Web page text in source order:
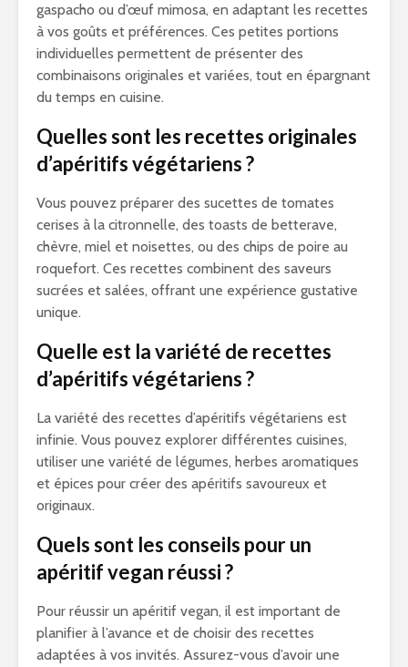
gaspacho ou d’œuf mimosa, en adaptant les recettes
à vos goûts et préférences. Ces petites portions
individuelles permettent de présenter des
combinaisons originales et variées, tout en épargnant
du temps en cuisine.
Quelles sont les recettes originales
d’apéritifs végétariens ?
Vous pouvez préparer des sucettes de tomates
cerises à la citronnelle, des toasts de betterave,
chèvre, miel et noisettes, ou des chips de poire au
roquefort. Ces recettes combinent des saveurs
sucrées et salées, offrant une expérience gustative
unique.
Quelle est la variété de recettes
d’apéritifs végétariens ?
La variété des recettes d’apéritifs végétariens est
infinie. Vous pouvez explorer différentes cuisines,
utiliser une variété de légumes, herbes aromatiques
et épices pour créer des apéritifs savoureux et
originaux.
Quels sont les conseils pour un
apéritif vegan réussi ?
Pour réussir un apéritif vegan, il est important de
planifier à l’avance et de choisir des recettes
adaptées à vos invités. Assurez-vous d’avoir une